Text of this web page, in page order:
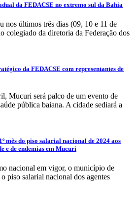
da FEDACSE no extremo sul da Bahia
nos últimos três dias (09, 10 e 11 de
colegiado da diretoria da Federação dos
da FEDACSE com representantes de
Mucuri será palco de um evento de
pública baiana. A cidade sediará a
mês do piso salarial nacional de 2024 aos
e de endemias em Mucuri
nacional em vigor, o município de
piso salarial nacional dos agentes